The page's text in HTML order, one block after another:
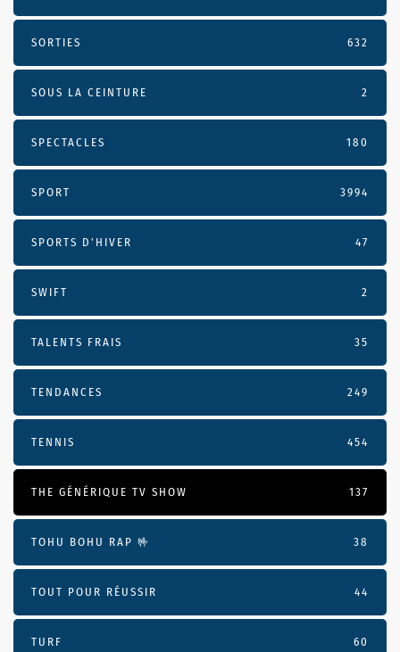
SORTIES 632
SOUS LA CEINTURE 2
SPECTACLES 180
SPORT 3994
SPORTS D'HIVER 47
SWIFT 2
TALENTS FRAIS 35
TENDANCES 249
TENNIS 454
THE GÉNÉRIQUE TV SHOW 137
TOHU BOHU RAP 🤟 38
TOUT POUR RÉUSSIR 44
TURF 60